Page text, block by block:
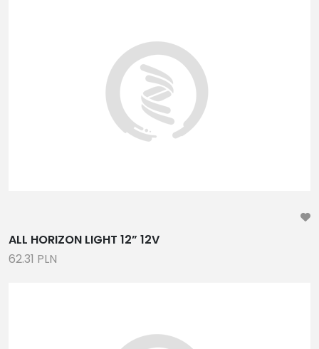
ALL HORIZON LIGHT 12” 12V
62.31 PLN